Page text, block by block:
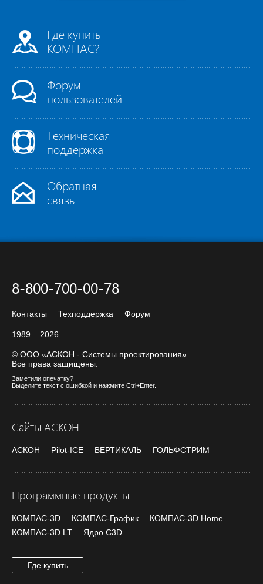
Где купить
КОМПАС?
Форум
пользователей
Техническая
поддержка
Обратная
связь
8-800-700-00-78
Контакты Техподдержка Форум
1989 – 2026
© ООО «АСКОН - Системы проектирования»
Все права защищены.
Заметили опечатку?
Выделите текст с ошибкой и нажмите Ctrl+Enter.
Сайты АСКОН
АСКОН Pilot-ICE ВЕРТИКАЛЬ ГОЛЬФСТРИМ
Программные продукты
КОМПАС-3D КОМПАС-График
КОМПАС-3D Home
КОМПАС-3D LT
Ядро C3D
Где купить